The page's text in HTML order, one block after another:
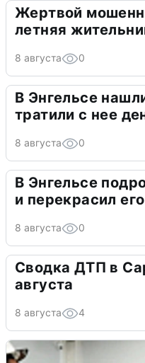
Жертвой
летняя
8 августа 0
В Энгельсе
тратили с нее
8 августа 0
В Энгельсе
и перекрасил его
8 августа 0
Сводка ДТП в
августа
8 августа 4